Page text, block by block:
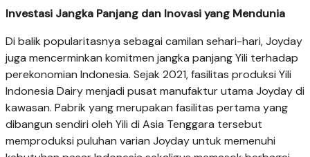
luas di Indonesia dan telah menjangkau seluruh 38 provinsi.
kesegaran produk Yili, tur virtual ini mengikuti perjalanan
pasangan kreator konten lokal, William dan Reysa.
Perjalanan mereka dimulai dari sebuah toko di kawasan
permukiman yang ramai dikunjungi anak-anak. Di sana,
pasangan ini melihat langsung bagaimana Joyday menjadi
salah satu produk yang paling cepat terjual. Dari toko
tersebut, mereka menelusuri rantai distribusi Joyday, mulai